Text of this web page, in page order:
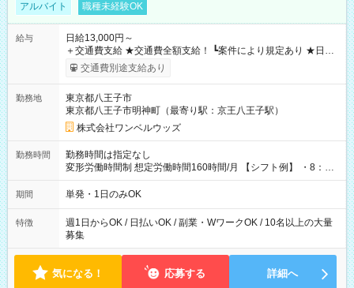
アルバイト 職種未経験OK
給与
日給13,000円～
＋交通費支給 ★交通費全額支給！ ┗案件により規定あり ★日払
いOK！（規定あり） ┗働いたその日に現金GET♪ お仕事後はコ
ンビニATMから 日払い分を引き落とせます！ 【試用期間】試
交通費別途支給あり
勤務地
東京都八王子市
東京都八王子市明神町（最寄り駅：京王八王子駅）
株式会社ワンベルウッズ
勤務時間
勤務時間は指定なし
変形労働時間制 想定労働時間160時間/月 【シフト例】 ・8：00
～21：00
期間 単発・1日のみOK
特徴
週1日からOK / 日払いOK / 副業・WワークOK / 10名以上の大量
募集
気になる！ 応募する 詳細へ